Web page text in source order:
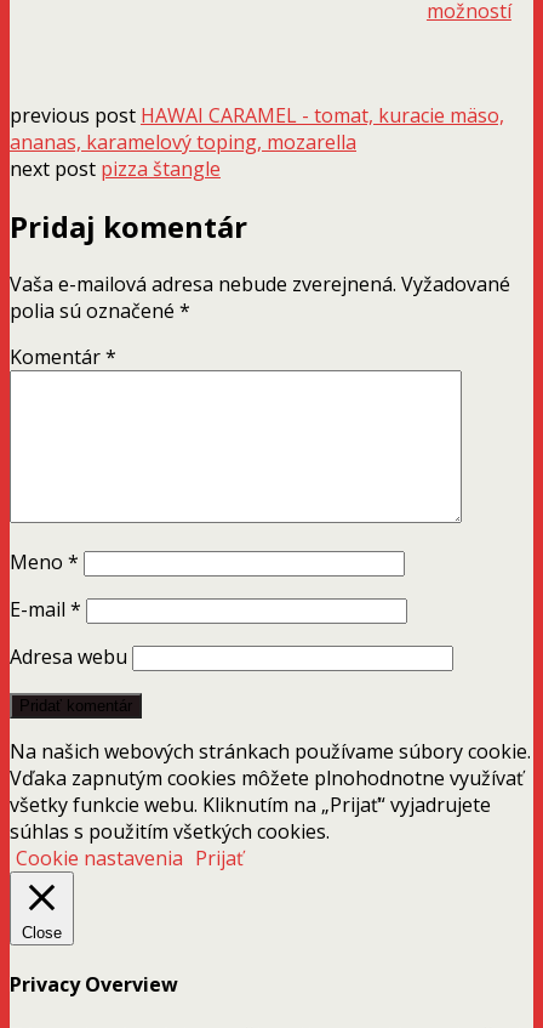
môžete
vybrať
na
produktu.
9,10
možností
previous post HAWAI CARAMEL - tomat, kuracie mäso,
ananas, karamelový toping, mozarella
next post pizza štangle
Pridaj komentár
Vaša e-mailová adresa nebude zverejnená. Vyžadované
polia sú označené *
Komentár*
Meno *
E-mail *
Adresa webu
Na našich webových stránkach používame súbory cookie.
Vďaka zapnutým cookies môžete plnohodnotne využívať
všetky funkcie webu. Kliknutím na „Prijať“ vyjadrujete
súhlas s použitím všetkých cookies.
Cookie nastavenia Prijať
Close
Privacy Overview